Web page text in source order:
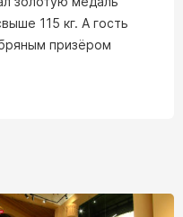
115 кг. А гость
призёром